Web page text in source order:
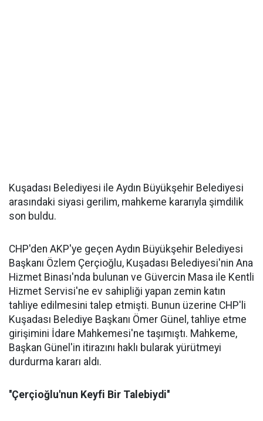
Kuşadası Belediyesi ile Aydın Büyükşehir Belediyesi
arasındaki siyasi gerilim, mahkeme kararıyla şimdilik
son buldu.
CHP'den AKP'ye geçen Aydın Büyükşehir Belediyesi
Başkanı Özlem Çerçioğlu, Kuşadası Belediyesi'nin Ana
Hizmet Binası'nda bulunan ve Güvercin Masa ile Kentli
Hizmet Servisi'ne ev sahipliği yapan zemin katın
tahliye edilmesini talep etmişti. Bunun üzerine CHP'li
Kuşadası Belediye Başkanı Ömer Günel, tahliye etme
girişimini İdare Mahkemesi'ne taşımıştı. Mahkeme,
Başkan Günel'in itirazını haklı bularak yürütmeyi
durdurma kararı aldı.
''Çerçioğlu'nun Keyfi Bir Talebiydi''